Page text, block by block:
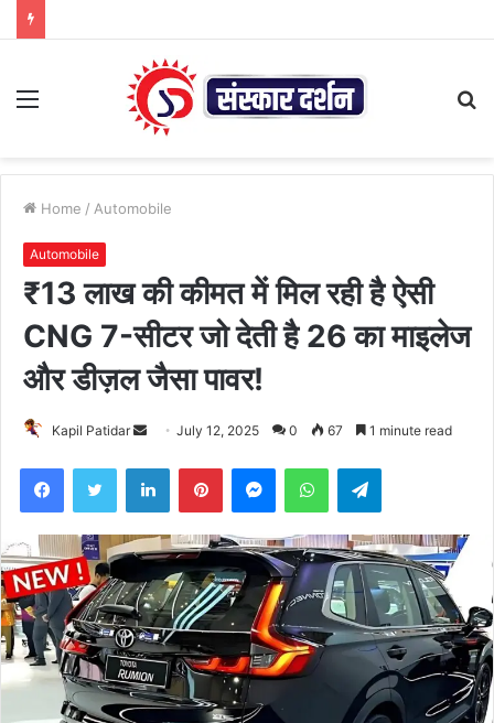
Menu
Home / Automobile
Automobile
₹13 लाख की कीमत में मिल रही है ऐसी
CNG 7-सीटर जो देती है 26 का माइलेज
और डीज़ल जैसा पावर!
Kapil Patidar
Send July 12, 2025 0 67 1 minute read
FacebookTwitter LinkedInPinterestMessengerWhatsAppTelegram